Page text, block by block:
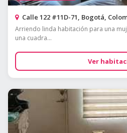
Calle 122 #11D-71, Bogotá,
Arriendo linda habitación para una
una cuadra...
Ver